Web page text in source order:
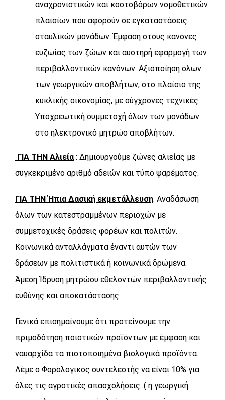
αναχρονιστικών και κοστοβόρων νομοθετικών
πλαισίων που αφορούν σε εγκαταστάσεις
σταυλικών μονάδων. Έμφαση στους κανόνες
ευζωίας των ζώων και αυστηρή εφαρμογή των
περιβαλλοντικών κανόνων. Αξιοποίηση όλων
των γεωργικών αποβλήτων, στο πλαίσιο της
κυκλικής οικονομίας, με σύγχρονες τεχνικές.
Υποχρεωτική συμμετοχή όλων των μονάδων
στο ηλεκτρονικό μητρώο αποβλήτων.
ΓΙΑ ΤΗΝ Αλιεία : Δημιουργούμε ζώνες αλιείας με
συγκεκριμένο αριθμό αδειών και τύπο ψαρέματος.
ΓΙΑ ΤΗΝ Ήπια Δασική εκμετάλλευση. Αναδάσωση
όλων των κατεστραμμένων περιοχών με
συμμετοχικές δράσεις φορέων και πολιτών.
Κοινωνικά ανταλλάγματα έναντι αυτών των
δράσεων με πολιτιστικά ή κοινωνικά δρώμενα.
Άμεση Ίδρυση μητρώου εθελοντών περιβαλλοντικής
ευθύνης και αποκατάστασης.
Γενικά επισημαίνουμε ότι προτείνουμε την
πριμοδότηση ποιοτικών προϊόντων με έμφαση και
ναυαρχίδα τα πιστοποιημένα βιολογικά προϊόντα.
Λέμε ο Φορολογικός συντελεστής να είναι 10% για
όλες τις αγροτικές απασχολήσεις. ( η γεωργική